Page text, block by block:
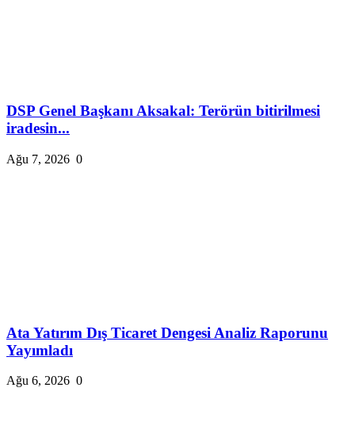
DSP Genel Başkanı Aksakal: Terörün bitirilmesi
iradesin...
Ağu 7, 2026 0
Ata Yatırım Dış Ticaret Dengesi Analiz Raporunu
Yayımladı
Ağu 6, 2026 0